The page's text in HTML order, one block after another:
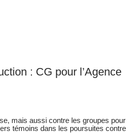
: CG pour l’Agence
mais aussi contre les groupes pour
témoins dans les poursuites contre